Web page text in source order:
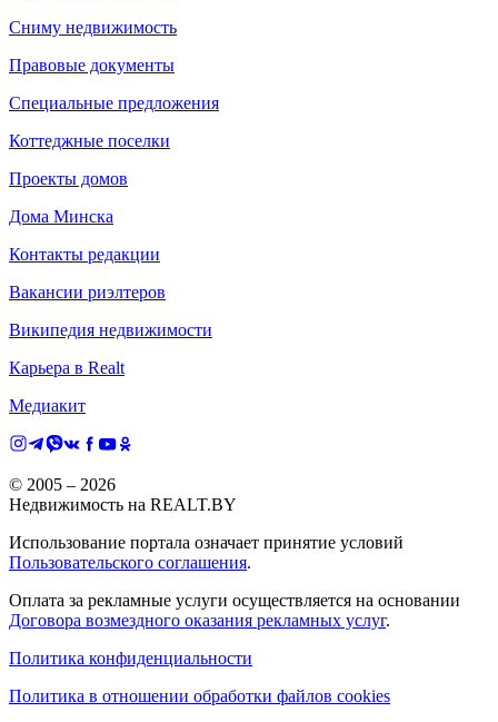
Сниму недвижимость
Правовые документы
Специальные предложения
Коттеджные поселки
Проекты домов
Дома Минска
Контакты редакции
Вакансии риэлтеров
Википедия недвижимости
Карьера в Realt
Медиакит
© 2005 – 2026
Недвижимость на REALT.BY
Использование портала означает принятие условий
Пользовательского соглашения.
Оплата за рекламные услуги осуществляется на основании
Договора возмездного оказания рекламных услуг.
Политика конфиденциальности
Политика в отношении обработки файлов cookies